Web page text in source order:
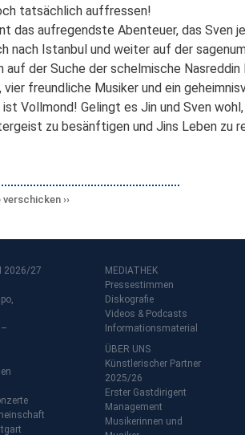
tatsächlich auffressen!
das aufregendste Abenteuer, das Sven
nach Istanbul und weiter auf der
auf der Suche der schelmische Nasreddin
freundliche Musiker und ein
Vollmond! Gelingt es Jin und Sven
zu besänftigen und Jins Leben zu
verschicken
2026/27
MEDIATHEK
Pressestimmen
Diskografie
Videos & Podcasts
Informationsmaterial
ÜBER UNS
Künstlerischer Partner
2025/26
Erster Gastdirigent
Management
Musikerinnen und